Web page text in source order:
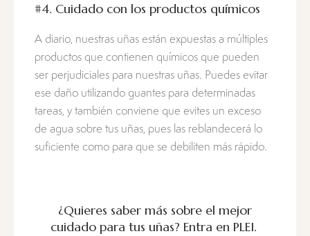
#4. Cuidado con los productos químicos
A diario, nuestras uñas están expuestas a múltiples
productos que contienen químicos que pueden
ser perjudiciales para nuestras uñas. Puedes evitar
ese daño utilizando guantes para determinadas
tareas, y también conviene que evites un exceso
de agua sobre tus uñas, pues las reblandecerá lo
suficiente como para que se debiliten más rápido.
¿Quieres saber más sobre el mejor
cuidado para tus uñas? Entra en PLEI.